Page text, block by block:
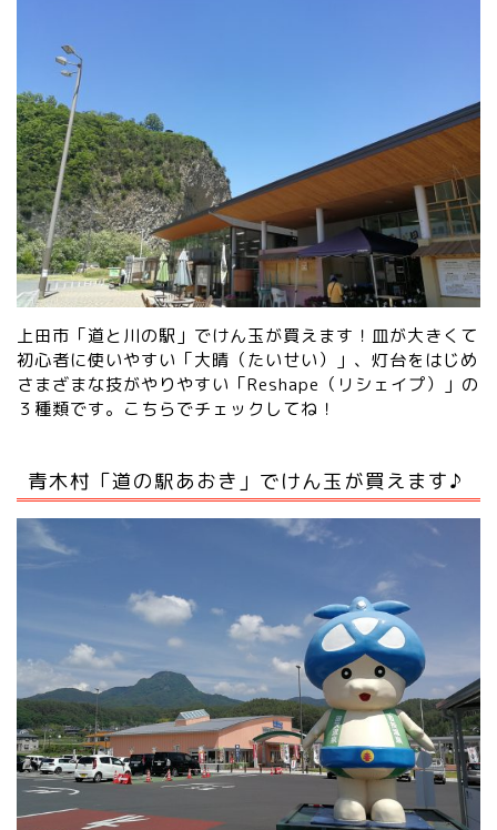
上田市「道と川の駅」でけん玉が買えます！皿が大きくて
初心者に使いやすい「大晴（たいせい）」、灯台をはじめ
さまざまな技がやりやすい「Reshape（リシェイプ）」の
３種類です。 こちらでチェックしてね！
青木村「道の駅あおき」でけん玉が買えます♪